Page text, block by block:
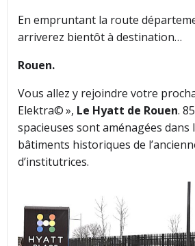
En empruntant la route
arriverez bientôt à destination…
Rouen.
Vous allez y rejoindre votre
Elektra© », Le Hyatt de Rouen.
spacieuses sont aménagées dans
bâtiments historiques de
d’institutrices.